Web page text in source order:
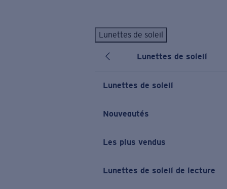
Lunettes de soleil
Lunettes de soleil
Lunettes de soleil
Nouveautés
Les plus vendus
Lunettes de soleil de lecture
LES PLUS RECHERCHÉS
Lunettes de soleil personnalisées Nouveau